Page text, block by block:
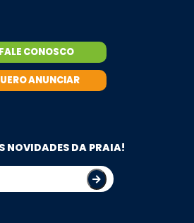
FALE CONOSCO
ANUNCIAR
NOVIDADES DA PRAIA!